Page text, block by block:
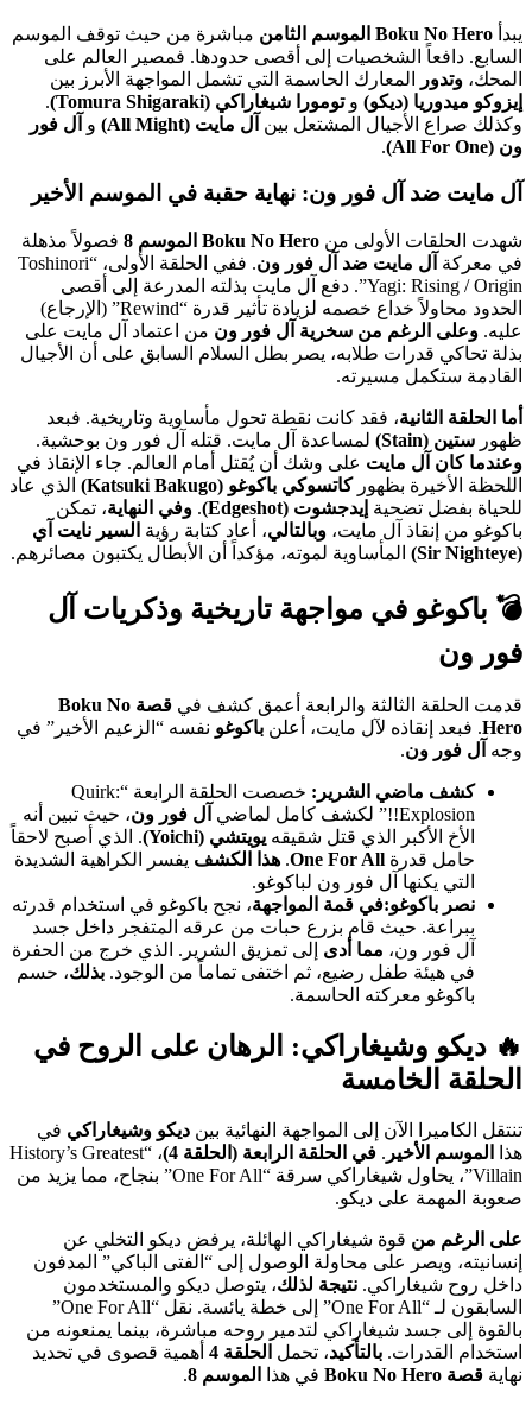
يبدأ Boku No Hero الموسم الثامن
مباشرة من حيث توقف الموسم
السابع. دافعاً الشخصيات إلى أقصى حدودها. فمصير العالم على
المحك، وتدور
المعارك الحاسمة التي تشمل المواجهة الأبرز بين
إيزوكو ميدوريا (ديكو) وتومورا شيغاراكي (Tomura Shigaraki)
.
وكذلك صراع الأجيال المشتعل بين آل مايت (All Might) و آل فور
ون (All For One)
.
آل مايت ضد آل فور ون: نهاية حقبة في الموسم الأخير
شهدت الحلقات الأولى من Boku No Hero الموسم 8
فصولاً مذهلة
في معركة آل مايت ضد آل فور ون
. ففي الحلقة الأولى، “Toshinori
Yagi: Rising / Origin”. دفع آل مايت بذلته المدرعة إلى أقصى
الحدود محاولاً خداع خصمه لزيادة تأثير قدرة “Rewind” (الإرجاع)
عليه. وعلى الرغم من سخرية آل فور ون من اعتماد آل مايت على
بذلة تحاكي قدرات طلابه، يصر بطل السلام السابق على أن الأجيال
القادمة ستكمل مسيرته.
أما الحلقة الثانية، فقد كانت نقطة تحول مأساوية وتاريخية. فبعد
ظهور ستين (Stain)
لمساعدة آل مايت. قتله آل فور ون بوحشية.
وعندما كان آل مايت على وشك أن يُقتل أمام العالم. جاء الإنقاذ في
اللحظة الأخيرة بظهوركاتسوكي باكوغو (Katsuki Bakugo)
الذي عاد
للحياة بفضل تضحية إيدجشوت (Edgeshot) . وفي النهاية، تمكن
باكوغو من إنقاذ آل مايت، وبالتالي، أعاد كتابة رؤية السير نايت آي
(Sir Nighteye)
المأساوية لموته، مؤكداً أن الأبطال يكتبون مصائرهم.
💣 باكوغو في مواجهة تاريخية وذكريات آل
فور ون
قدمت الحلقة الثالثة والرابعة أعمق كشف في
قصة Boku No
Hero. فبعد إنقاذه لآل مايت، أعلن باكوغو نفسه “الزعيم الأخير” في
وجه آل فور ون.
كشف ماضي الشرير:
خصصت الحلقة الرابعة “Quirk:
Explosion!!” لكشف كامل لماضي
آل فور ون، حيث تبين أنه
الأخ الأكبر الذي قتل شقيقه يويتشي (Yoichi)
. الذي أصبح لاحقاً
حامل قدرة One For All
. هذا الكشف يفسر الكراهية الشديدة
التي يكنها آل فور ون لباكوغو.
نصر باكوغو:في قمة المواجهة، نجح باكوغو في استخدام قدرته
ببراعة. حيث قام بزرع حبات من عرقه المتفجر داخل جسد
آل فور ون، مما أدى إلى تمزيق الشرير. الذي خرج من الحفرة
في هيئة طفل رضيع، ثم اختفى تماماً من الوجود. بذلك، حسم
باكوغو معركته الحاسمة.
🔥 ديكو وشيغاراكي: الرهان على الروح في
الحلقة الخامسة
تنتقل الكاميرا الآن إلى المواجهة النهائية بين ديكو وشيغاراكي في
هذا
الموسم الأخير . في الحلقة الرابعة (الحلقة 4)
، “History’s Greatest
Villain”، يحاول شيغاراكي سرقة “One For All” بنجاح، مما يزيد من
صعوبة المهمة على ديكو.
على الرغم من قوة شيغاراكي الهائلة، يرفض ديكو التخلي عن
إنسانيته، ويصر على محاولة الوصول إلى “الفتى الباكي” المدفون
داخل روح شيغاراكي. نتيجة لذلك، يتوصل ديكو والمستخدمون
السابقون لـ “One For All” إلى خطة يائسة. نقل “One For All”
بالقوة إلى جسد شيغاراكي لتدمير روحه مباشرة، بينما يمنعونه من
استخدام القدرات. بالتأكيد، تحمل الحلقة 4
أهمية قصوى في تحديد
نهاية قصة Boku No Hero في هذا الموسم 8 .